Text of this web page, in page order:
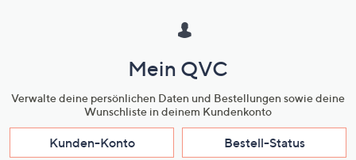
Mein QVC
Verwalte deine persönlichen Daten und Bestellungen sowie deine
Wunschliste in deinem Kundenkonto
Kunden-Konto Bestell-Status